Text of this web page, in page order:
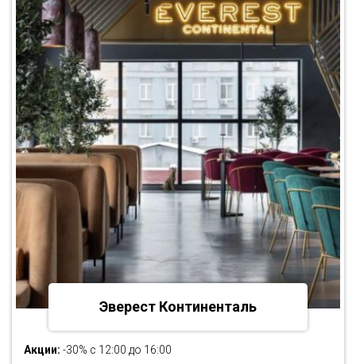
Эверест Континенталь
Акции: -30% с 12:00 до 16:00